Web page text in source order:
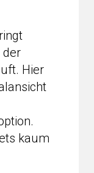
der
Hier
kaum